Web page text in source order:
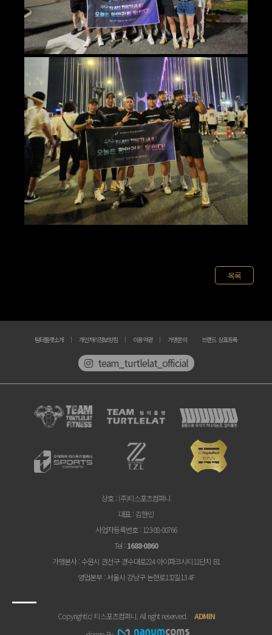
목록
팀터틀랫소개 개인처리정보방침 이용약관 가맹문의 브랜드 상표등록
team_turtlelat_official
상호 : (주)티스포츠컴퍼니
대표 : 김한민
사업자등록번호 : 123-88-00766
Tel : 1688-0860
가맹본사: 수원시 권선구 경수대로224 아이파크시티11단지 B1
영업본부: 서울시 강남구 논현로132길13 4F
Copyright(c) 티스포츠컴퍼니. All right reserved. ADMIN